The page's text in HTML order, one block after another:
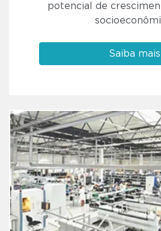
potencial de
Saiba mais